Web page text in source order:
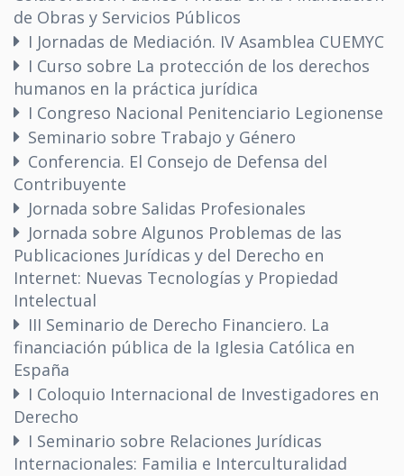
de Obras y Servicios Públicos
I Jornadas de Mediación. IV Asamblea CUEMYC
I Curso sobre La protección de los derechos
humanos en la práctica jurídica
I Congreso Nacional Penitenciario Legionense
Seminario sobre Trabajo y Género
Conferencia. El Consejo de Defensa del
Contribuyente
Jornada sobre Salidas Profesionales
Jornada sobre Algunos Problemas de las
Publicaciones Jurídicas y del Derecho en
Internet: Nuevas Tecnologías y Propiedad
Intelectual
III Seminario de Derecho Financiero. La
financiación pública de la Iglesia Católica en
España
I Coloquio Internacional de Investigadores en
Derecho
I Seminario sobre Relaciones Jurídicas
Internacionales: Familia e Interculturalidad